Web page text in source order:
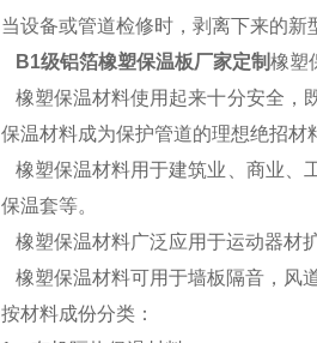
当设备或管道检修时，剥离下来的新
B1级铝箔橡塑保温板厂家定制橡塑
橡塑保温材料使用起来十分安全，
保温材料成为保护管道的理想绝招材
橡塑保温材料用于建筑业、商业、
保温套等。
橡塑保温材料广泛应用于运动器材
橡塑保温材料可用于墙板隔音，风
按材料成份分类：